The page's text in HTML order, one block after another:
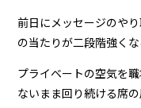
前日にメッセージのや
の当たりが二段階強くな
プライベートの空気を
ないまま回り続ける席の